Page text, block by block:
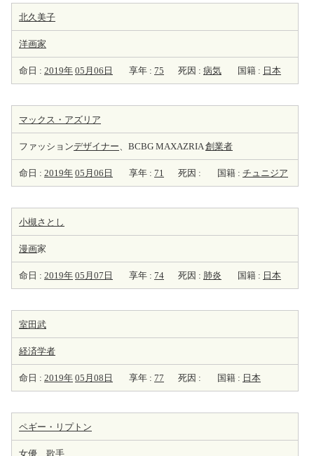
北久美子
洋画家
命日 : 2019年 05月06日 享年 : 75 死因 : 病気 国籍 : 日本
マックス・アズリア
ファッションデザイナー、BCBG MAXAZRIA創業者
命日 : 2019年 05月06日 享年 : 71 死因 : 国籍 : チュニジア
小槻さとし
漫画家
命日 : 2019年 05月07日 享年 : 74 死因 : 肺炎 国籍 : 日本
室田武
経済学者
命日 : 2019年 05月08日 享年 : 77 死因 : 国籍 : 日本
ペギー・リプトン
女優、 歌手